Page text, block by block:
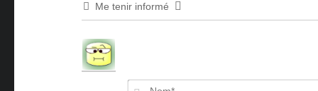
Me tenir informé